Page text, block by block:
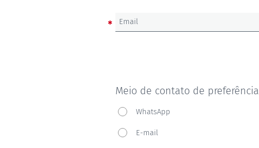
Email
Meio de contato de preferência
Meio
de
contato
WhatsApp
E-mail